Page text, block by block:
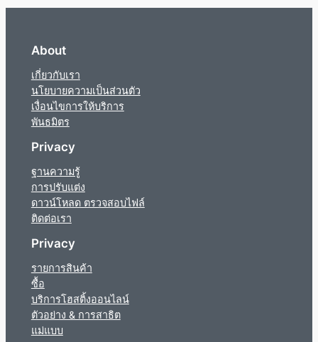
About
เกี่ยวกับเรา
นโยบายความเป็นส่วนตัว
เงื่อนไขการให้บริการ
พันธมิตร
Privacy
ฐานความรู้
การปรับแต่ง
ดาวน์โหลด ตรวจสอบไฟล์
ติดต่อเรา
Privacy
รายการสินค้า
ซื้อ
บริการโฮสติ้งออนไลน์
ตัวอย่าง & การสาธิต
แม่แบบ